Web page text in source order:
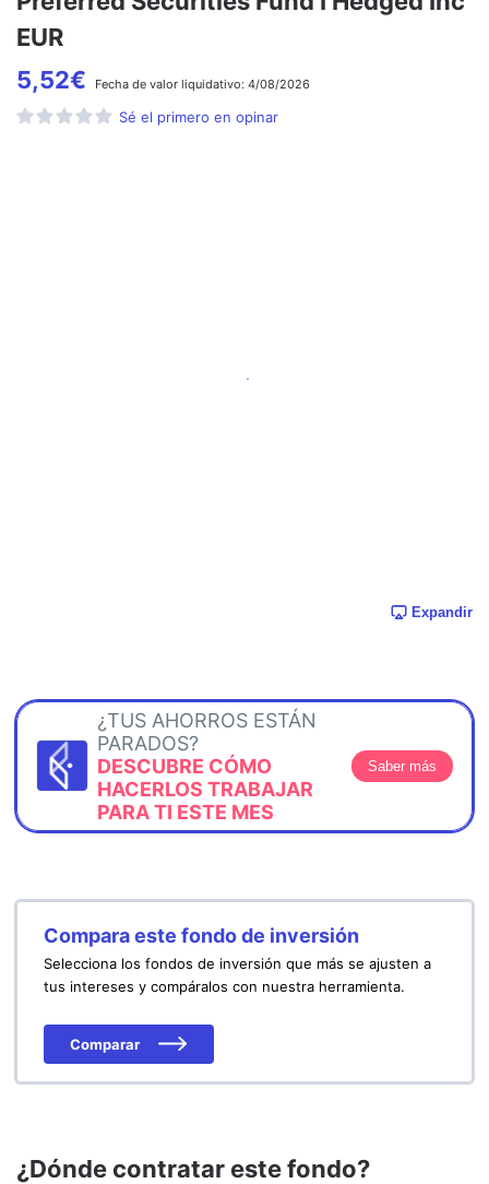
EUR
5,52€ Fecha de valor liquidativo: 4/08/2026
Sé el primero en opinar
Expandir
¿TUS AHORROS ESTÁN
PARADOS?
DESCUBRE CÓMO
HACERLOS TRABAJAR
PARA TI ESTE MES
Saber más
Compara este fondo de inversión
Selecciona los fondos de inversión que más se ajusten a
tus intereses y compáralos con nuestra herramienta.
Comparar
¿Dónde contratar este fondo?